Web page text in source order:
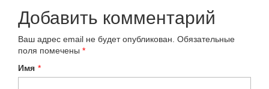
Добавить комментарий
Ваш адрес email не будет опубликован. Обязательные
поля помечены *
Имя *